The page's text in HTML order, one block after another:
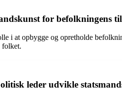
for befolkningens
i at opbygge og opretholde
folket.
leder udvikle